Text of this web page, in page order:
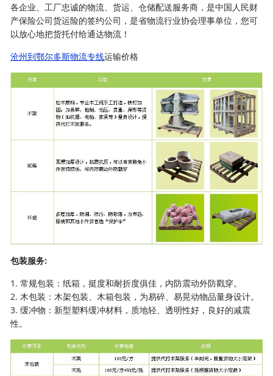
各企业、工厂忠诚的物流、货运、仓储配送服务商，是中国人民财
产保险公司货运险的签约公司，是省物流行业协会理事单位，您可
以放心地把货托付给通达物流！
沧州到鄂尔多斯物流专线运输价格
包装服务:
1. 常规包装：纸箱，挺度和耐折度俱佳，内防震动外防戳穿。
2. 木包装：木架包装、木箱包装，为易碎、易晃动物品量身设计。
3. 缓冲物：新型塑料缓冲材料，质地轻、透明性好，良好的减震
性。